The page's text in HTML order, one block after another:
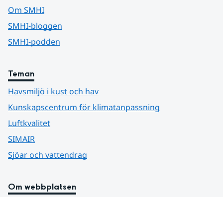
Om SMHI
SMHI-bloggen
SMHI-podden
Teman
Havsmiljö i kust och hav
Kunskapscentrum för klimatanpassning
Luftkvalitet
SIMAIR
Sjöar och vattendrag
Om webbplatsen